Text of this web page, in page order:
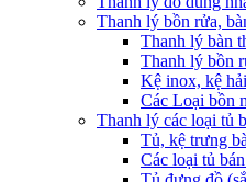
Thanh lý bồn rửa,
Thanh lý bàn
Thanh lý bồn
Kệ inox, kệ
Các Loại bồn
Thanh lý các loại tủ
Tủ, kệ trưng
Các loại tủ